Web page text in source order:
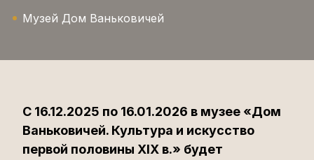
Музей Дом Ваньковичей
С 16.12.2025 по 16.01.2026 в музее «Дом
Ваньковичей. Культура и искусство
первой половины XIX в.» будет